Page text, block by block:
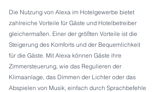
Die Nutzung von Alexa im Hotelgewerbe bietet
zahlreiche Vorteile für Gäste und Hotelbetreiber
gleichermaßen. Einer der größten Vorteile ist die
Steigerung des Komforts und der Bequemlichkeit
für die Gäste. Mit Alexa können Gäste ihre
Zimmersteuerung, wie das Regulieren der
Klimaanlage, das Dimmen der Lichter oder das
Abspielen von Musik, einfach durch Sprachbefehle